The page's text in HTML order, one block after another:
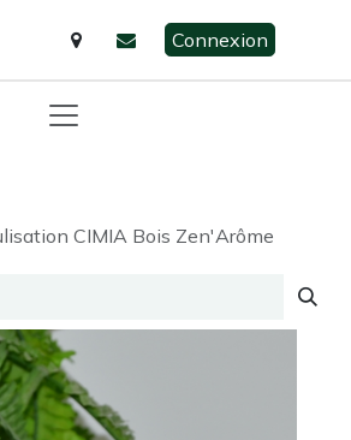
Connexion
CIMIA Bois Zen'Arôme